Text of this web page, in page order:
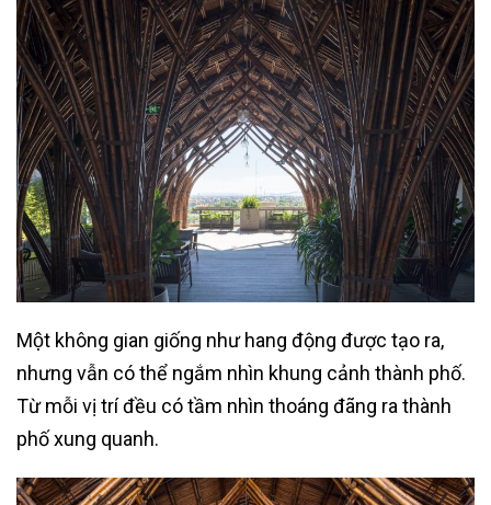
Một không gian giống như hang động được tạo ra,
nhưng vẫn có thể ngắm nhìn khung cảnh thành phố.
Từ mỗi vị trí đều có tầm nhìn thoáng đãng ra thành
phố xung quanh.